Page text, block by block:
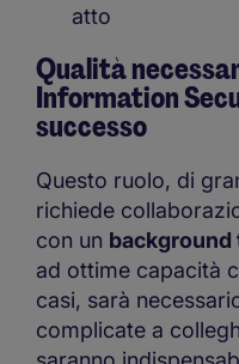
atto
Qualità
Information
successo
Questo ruolo, di
richiede
con un background
ad ottime capacità
casi, sarà
complicate a